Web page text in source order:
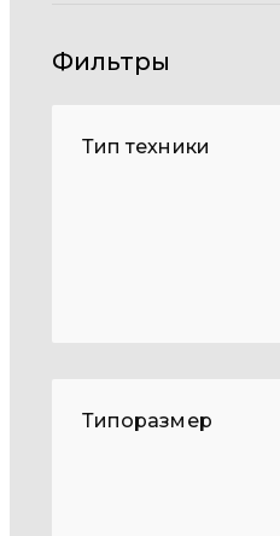
Фильтры
Тип техники
Типоразмер